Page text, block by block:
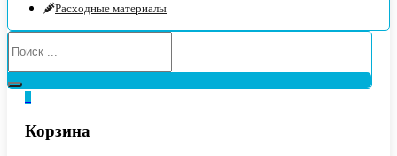
Расходные материалы
Корзина